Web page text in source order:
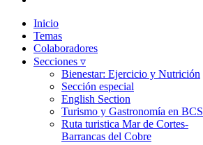
Inicio
Temas
Colaboradores
Secciones ▿
Bienestar: Ejercicio y Nutrición
Sección especial
English Section
Turismo y Gastronomía en BCS
Ruta turistica Mar de Cortes-
Barrancas del Cobre